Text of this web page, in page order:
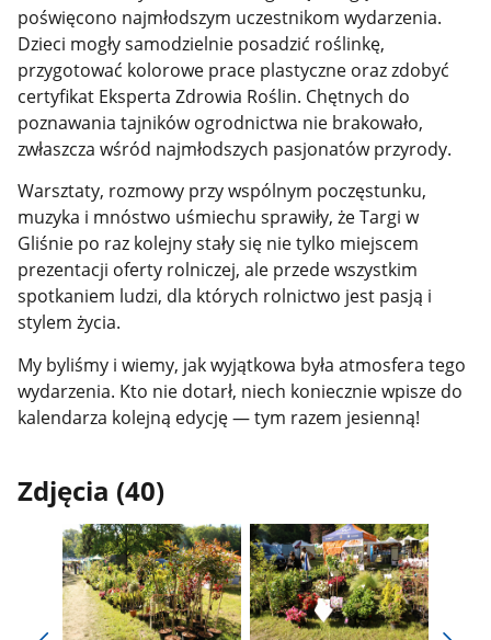
poświęcono najmłodszym uczestnikom wydarzenia.
Dzieci mogły samodzielnie posadzić roślinkę,
przygotować kolorowe prace plastyczne oraz zdobyć
certyfikat Eksperta Zdrowia Roślin. Chętnych do
poznawania tajników ogrodnictwa nie brakowało,
zwłaszcza wśród najmłodszych pasjonatów przyrody.
Warsztaty, rozmowy przy wspólnym poczęstunku,
muzyka i mnóstwo uśmiechu sprawiły, że Targi w
Gliśnie po raz kolejny stały się nie tylko miejscem
prezentacji oferty rolniczej, ale przede wszystkim
spotkaniem ludzi, dla których rolnictwo jest pasją i
stylem życia.
My byliśmy i wiemy, jak wyjątkowa była atmosfera tego
wydarzenia. Kto nie dotarł, niech koniecznie wpisze do
kalendarza kolejną edycję — tym razem jesienną!
Zdjęcia (40)